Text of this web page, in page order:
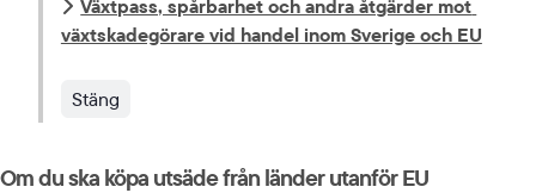
Växtpass, spårbarhet och andra åtgärder mot
växtskadegörare vid handel inom Sverige och EU
Stäng
Om du ska köpa utsäde från länder utanför EU